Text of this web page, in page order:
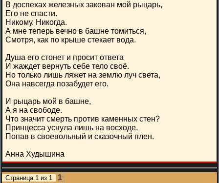
В доспехах железных закован мой рыцарь,
Его не спасти.
Никому. Никогда.
А мне теперь вечно в башне томиться,
Смотря, как по крыше стекает вода.
Душа его стонет и просит ответа
И жаждет вернуть себе тело своё.
Но только лишь ляжет на землю луч света,
Она навсегда позабудет его.
И рыцарь мой в башне,
А я на свободе.
Что значит смерть против каменных стен?
Принцесса уснула лишь на восходе,
Попав в своевольный и сказочный плен.
Анна Худышина
Страница 1 из 1 1